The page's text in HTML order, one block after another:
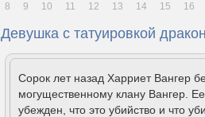
8 9 10 11 12 13 14 15 16
Девушка с татуировкой
Сорок лет назад Харриет Вангер
могущественному клану Вангер.
убежден, что это убийство и что